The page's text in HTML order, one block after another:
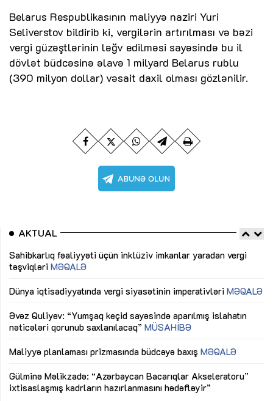
Belarus Respublikasının maliyyə naziri Yuri
Seliverstov bildirib ki, vergilərin artırılması və bəzi
vergi güzəştlərinin ləğv edilməsi sayəsində bu il
dövlət büdcəsinə əlavə 1 milyard Belarus rublu
(390 milyon dollar) vəsait daxil olması gözlənilir.
AKTUAL
Sahibkarlıq fəaliyyəti üçün inklüziv imkanlar yaradan vergi
təşviqləri MƏQALƏ
Dünya iqtisadiyyatında vergi siyasətinin imperativləri MƏQALƏ
Əvəz Quliyev: “Yumşaq keçid sayəsində aparılmış islahatın
nəticələri qorunub saxlanılacaq” MÜSAHİBƏ
Maliyyə planlaması prizmasında büdcəyə baxış MƏQALƏ
Gülminə Məlikzadə: “Azərbaycan Bacarıqlar Akseleratoru”
ixtisaslaşmış kadrların hazırlanmasını hədəfləyir”